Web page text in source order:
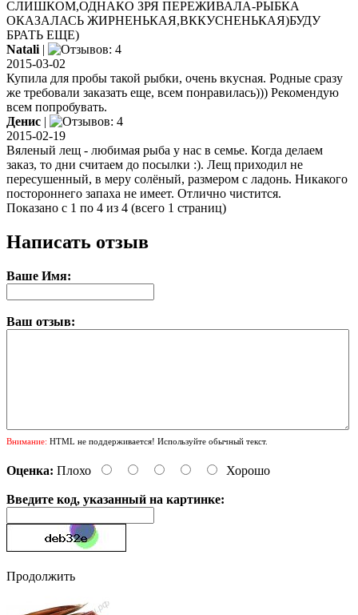
СЛИШКОМ,ОДНАКО ЗРЯ ПЕРЕЖИВАЛА-РЫБКА
ОКАЗАЛАСЬ ЖИРНЕНЬКАЯ,ВККУСНЕНЬКАЯ)БУДУ
БРАТЬ ЕЩЕ)
Natali |
2015-03-02
Купила для пробы такой рыбки, очень вкусная. Родные сразу
же требовали заказать еще, всем понравилась))) Рекомендую
всем попробувать.
Денис |
2015-02-19
Вяленый лещ - любимая рыба у нас в семье. Когда делаем
заказ, то дни считаем до посылки :). Лещ приходил не
пересушенный, в меру солёный, размером с ладонь. Никакого
постороннего запаха не имеет. Отлично чистится.
Показано с 1 по 4 из 4 (всего 1 страниц)
Написать отзыв
Ваше Имя:
Ваш отзыв:
Внимание: HTML не поддерживается! Используйте обычный текст.
Оценка: Плохо Хорошо
Введите код, указанный на картинке:
Продолжить